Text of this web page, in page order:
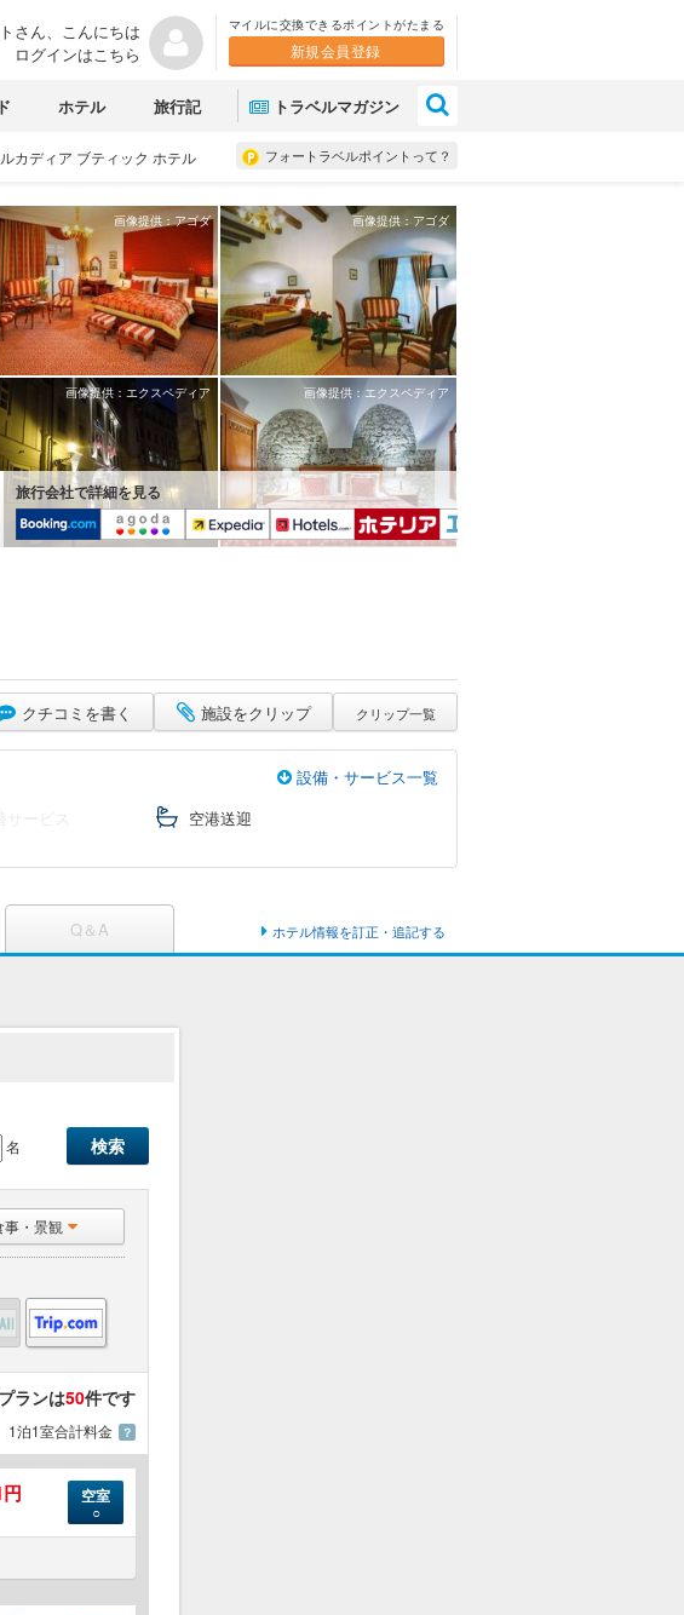
さん、こんにちは
ログインはこちら
マイルに交換できるポイントがたまる
新規会員登録
ホテル 旅行記 トラベルマガジン
フォートラベルポイントって？
カディア ブティック ホテル
画像提供：アゴダ 画像提供：アゴダ
画像提供：エクスペディア 画像提供：エクスペディア
旅行会社で詳細を見る
クチコミを書く 施設をクリップ クリップ一覧
設備・サービス一覧
空港送迎
Q＆A ホテル情報を訂正・追記する
名
・景観
ランは50件です
1泊1室合計料金 ？
空室
○